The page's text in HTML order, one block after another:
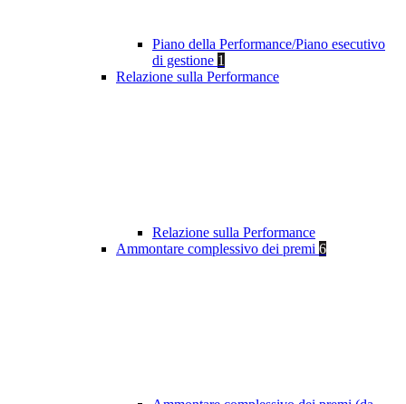
Piano della Performance/Piano esecutivo
di gestione 1
Relazione sulla Performance
Relazione sulla Performance
Ammontare complessivo dei premi 6